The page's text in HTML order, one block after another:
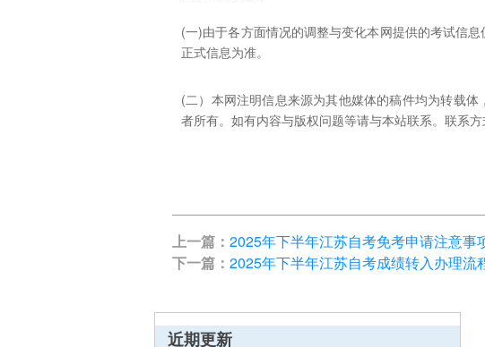
(一)由于各方面情况的调整与变化本网提供的考试信
正式信息为准。
(二）本网注明信息来源为其他媒体的稿件均为转载
者所有。如有内容与版权问题等请与本站联系。联系
上一篇： 2025年下半年江苏自考免考申请注意事
下一篇： 2025年下半年江苏自考成绩转入办理流
近期更新